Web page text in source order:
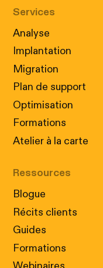
Services
Analyse
Implantation
Migration
Plan de support
Optimisation
Formations
Atelier à la carte
Ressources
Blogue
Récits clients
Guides
Formations